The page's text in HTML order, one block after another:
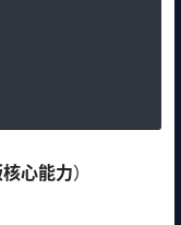
心能力）